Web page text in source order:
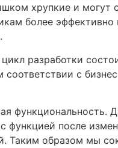
хрупкие и могут
более
разработки
с
функциональность.
после
Таким образом мы